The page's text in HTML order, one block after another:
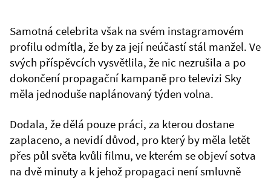
Samotná celebrita však na svém instagramovém
profilu odmítla, že by za její neúčastí stál manžel. Ve
svých příspěvcích vysvětlila, že nic nezrušila a po
dokončení propagační kampaně pro televizi Sky
měla jednoduše naplánovaný týden volna.
Dodala, že dělá pouze práci, za kterou dostane
zaplaceno, a nevidí důvod, pro který by měla letět
přes půl světa kvůli filmu, ve kterém se objeví sotva
na dvě minuty a k jehož propagaci není smluvně